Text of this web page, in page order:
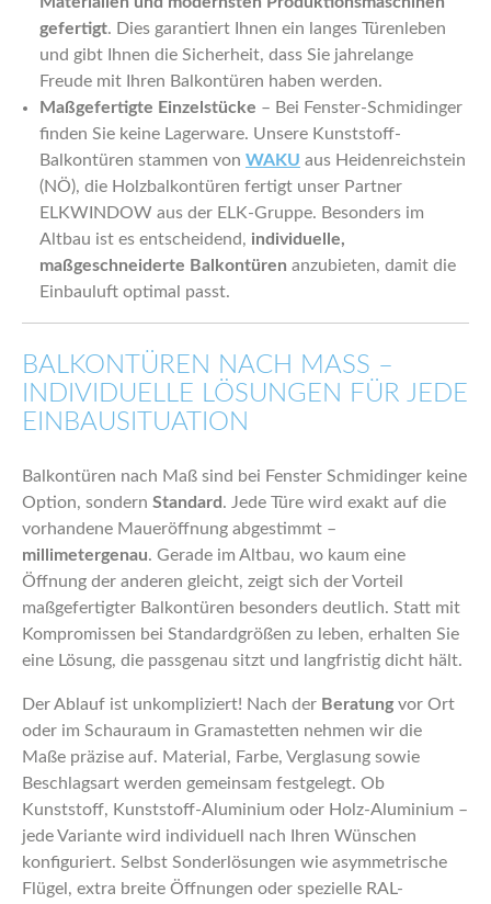
gefertigt. Dies garantiert Ihnen ein langes Türenleben
und gibt Ihnen die Sicherheit, dass Sie jahrelange
Freude mit Ihren Balkontüren haben werden.
Maßgefertigte Einzelstücke – Bei Fenster-Schmidinger
finden Sie keine Lagerware. Unsere Kunststoff-
Balkontüren stammen von WAKU aus Heidenreichstein
(NÖ), die Holzbalkontüren fertigt unser Partner
ELKWINDOW aus der ELK-Gruppe. Besonders im
Altbau ist es entscheidend, individuelle,
maßgeschneiderte Balkontüren anzubieten, damit die
Einbauluft optimal passt.
BALKONTÜREN NACH MASS – I
NDIVIDUELLE LÖSUNGEN FÜR JEDE E
INBAUSITUATION
Balkontüren nach Maß sind bei Fenster Schmidinger keine
Option, sondern Standard . Jede Türe wird exakt auf die
vorhandene Maueröffnung abgestimmt –
millimetergenau. Gerade im Altbau, wo kaum eine
Öffnung der anderen gleicht, zeigt sich der Vorteil
maßgefertigter Balkontüren besonders deutlich. Statt mit
Kompromissen bei Standardgrößen zu leben, erhalten Sie
eine Lösung, die passgenau sitzt und langfristig dicht hält.
Der Ablauf ist unkompliziert! Nach der Beratung vor Ort
oder im Schauraum in Gramastetten nehmen wir die
Maße präzise auf. Material, Farbe, Verglasung sowie
Beschlagsart werden gemeinsam festgelegt. Ob
Kunststoff, Kunststoff-Aluminium oder Holz-Aluminium –
jede Variante wird individuell nach Ihren Wünschen
konfiguriert. Selbst Sonderlösungen wie asymmetrische
Flügel, extra breite Öffnungen oder spezielle RAL-